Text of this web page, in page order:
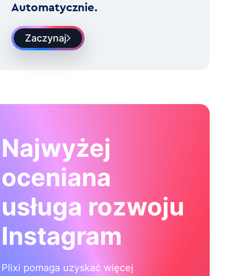
Automatycznie.
Zaczynaj
Najwyżej
oceniana
usługa rozwoju
Instagram
Plixi pomaga uzyskać więcej